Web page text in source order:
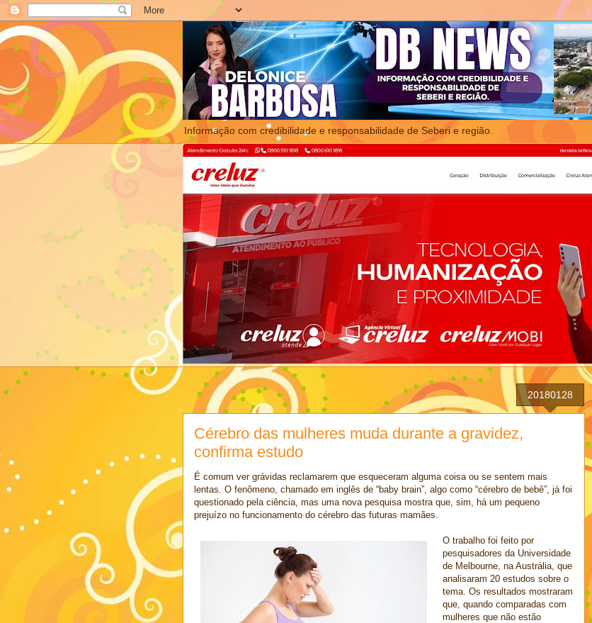
Informação com credibilidade e responsabilidade de Seberi e região.
20180128
Cérebro das mulheres muda durante a gravidez,
confirma estudo
É comum ver grávidas reclamarem que esqueceram alguma coisa ou se sentem mais
lentas. O fenômeno, chamado em inglês de “baby brain”, algo como “cérebro de bebê”, já foi
questionado pela ciência, mas uma nova pesquisa mostra que, sim, há um pequeno
prejuízo no funcionamento do cérebro das futuras mamães.
O trabalho foi feito por
pesquisadores da Universidade
de Melbourne, na Austrália, que
analisaram 20 estudos sobre o
tema. Os resultados mostraram
que, quando comparadas com
mulheres que não estão